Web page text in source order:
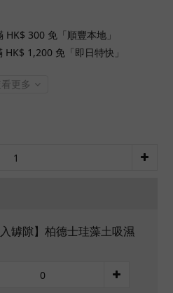
300 免「順豐本地」
1,200 免「即日特快」
更多
入罅隙】柏德士珪藻土吸濕